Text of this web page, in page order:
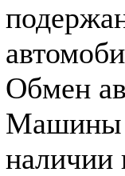
Обмен
Машины
наличии